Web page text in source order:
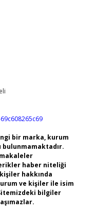
bir marka, kurum
bulunmamaktadır.
makaleler
haber niteliği
hakkında
ve kişiler ile isim
bilgiler